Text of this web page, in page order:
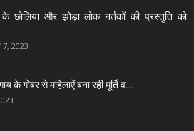
के छोलिया और झोड़ा लोक नर्तकों की प्रस्तुति को
2023
के गोबर से महिलाऐं बना रही मूर्ति व...